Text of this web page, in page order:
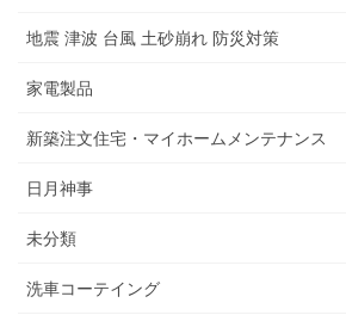
地震 津波 台風 土砂崩れ 防災対策
家電製品
新築注文住宅・マイホームメンテナンス
日月神事
未分類
洗車コーテイング